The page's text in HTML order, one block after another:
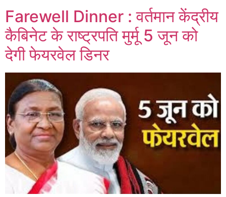
Farewell Dinner : वर्तमान केंद्रीय
कैबिनेट के राष्ट्रपति मुर्मू 5 जून को
देगी फेयरवेल डिनर